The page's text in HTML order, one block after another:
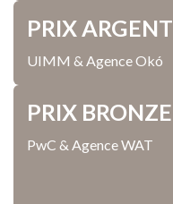
PRIX ARGENT
UIMM & Agence Okó
PRIX BRONZE
PwC & Agence WAT